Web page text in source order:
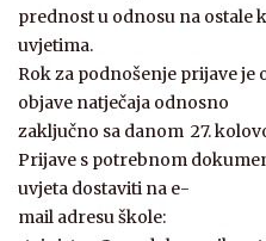
prednost u odnosu na ostale
uvjetima.
Rok za podnošenje prijave je
objave natječaja odnosno
zaključno sa danom 27.
Prijave s potrebnom
uvjeta dostaviti na e-
mail adresu škole: